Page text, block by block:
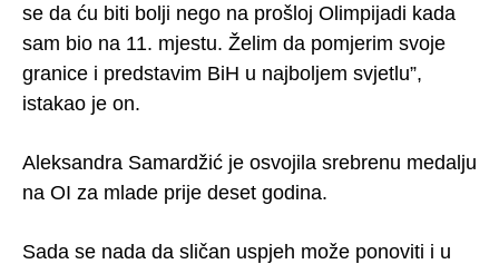
se da ću biti bolji nego na prošloj Olimpijadi kada
sam bio na 11. mjestu. Želim da pomjerim svoje
granice i predstavim BiH u najboljem svjetlu”,
istakao je on.
Aleksandra Samardžić je osvojila srebrenu medalju
na OI za mlade prije deset godina.
Sada se nada da sličan uspjeh može ponoviti i u